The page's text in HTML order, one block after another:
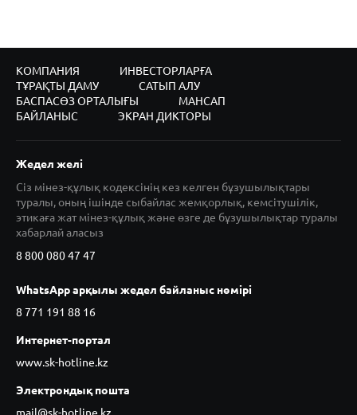
КОМПАНИЯ
ИНВЕСТОРЛАРҒА
ТҰРАҚТЫ ДАМУ
САТЫП АЛУ
БАСПАСӨЗ ОРТАЛЫҒЫ
МАНСАП
БАЙЛАНЫС
ЭКРАН ДИКТОРЫ
Жедел желі
Сіз мінез-құлық кодексінің кез келген бұзушылықтары
туралы, оның ішінде сыбайлас жемқорлық, кемсітушілік,
этикаға жат мінез-құлық және өзге де бұзушылықтар туралы
хабарлай аласыз
8 800 080 47 47
WhatsApp арқылы жедел байланыс нөмірі
8 771 191 88 16
Интернет-портал
www.sk-hotline.kz
Электрондық пошта
mail@sk-hotline.kz